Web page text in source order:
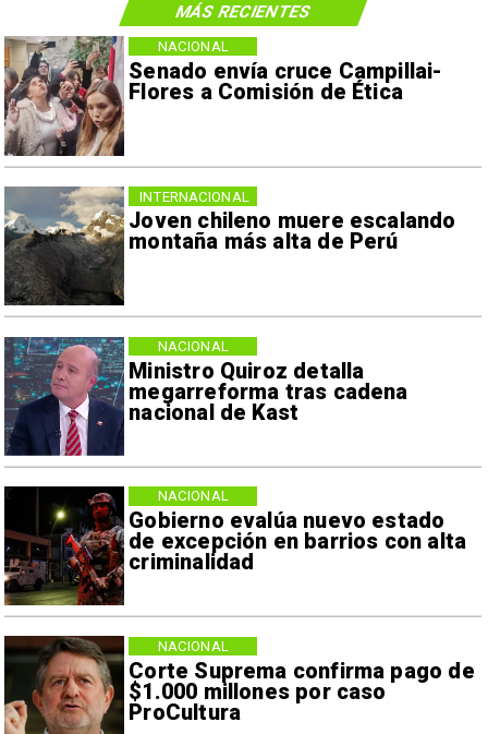
Senado envía cruce Campillai-
Flores a Comisión de Ética
NACIONAL
Joven chileno muere escalando
montaña más alta de Perú
INTERNACIONAL
Ministro Quiroz detalla
megarreforma tras cadena
nacional de Kast
NACIONAL
Gobierno evalúa nuevo estado
de excepción en barrios con alta
criminalidad
NACIONAL
Corte Suprema confirma pago de
$1.000 millones por caso
ProCultura
NACIONAL
MÁS RECIENTES